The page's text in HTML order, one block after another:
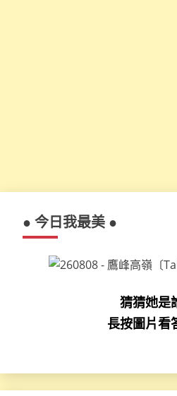
● 今日我最美 ●
猜猜她是
長按圖片看